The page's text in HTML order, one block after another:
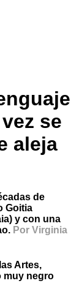
se
aleja
de
Goitia
y con una
Por Virginia
Artes,
muy negro